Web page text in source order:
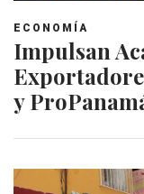
ECONOMÍA
Impulsan
y